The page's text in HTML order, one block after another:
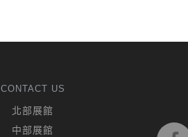
CONTACT US
北部展館
中部展館